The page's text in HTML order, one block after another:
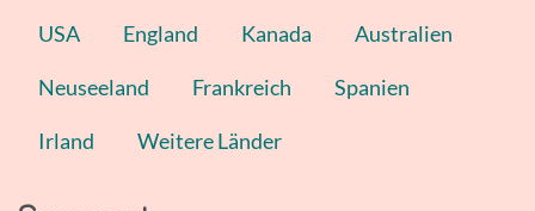
USA England Kanada Australien
Neuseeland Frankreich Spanien
Irland Weitere Länder